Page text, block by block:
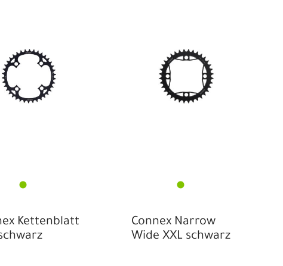
Kettenblatt
Connex Narrow
Wide XXL schwarz